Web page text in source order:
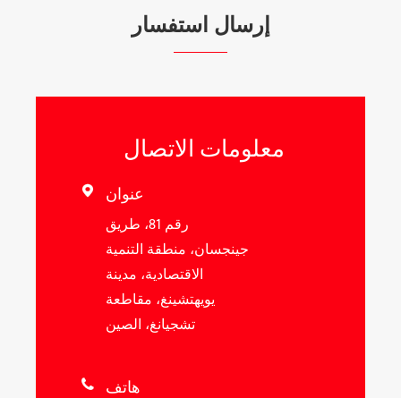
إرسال استفسار
معلومات الاتصال
 عنوان
رقم 81، طريق
جينجسان، منطقة التنمية
الاقتصادية، مدينة
يويهتشينغ، مقاطعة
تشجيانغ، الصين
 هاتف